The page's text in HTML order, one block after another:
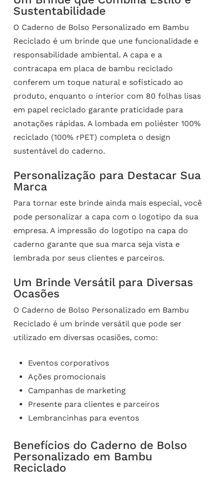
Sustentabilidade
O Caderno de Bolso Personalizado em Bambu
Reciclado é um brinde que une funcionalidade e
responsabilidade ambiental. A capa e a
contracapa em placa de bambu reciclado
conferem um toque natural e sofisticado ao
produto, enquanto o interior com 80 folhas lisas
em papel reciclado garante praticidade para
anotações rápidas. A lombada em poliéster 100%
reciclado (100% rPET) completa o design
sustentável do caderno.
Personalização para Destacar Sua
Marca
Para tornar este brinde ainda mais especial, você
pode personalizar a capa com o logotipo da sua
empresa. A impressão do logotipo na capa do
caderno garante que sua marca seja vista e
lembrada por seus clientes e parceiros.
Um Brinde Versátil para Diversas
Ocasões
O Caderno de Bolso Personalizado em Bambu
Reciclado é um brinde versátil que pode ser
utilizado em diversas ocasiões, como:
Eventos corporativos
Ações promocionais
Campanhas de marketing
Presente para clientes e parceiros
Lembrancinhas para eventos
Benefícios do Caderno de Bolso
Personalizado em Bambu
Reciclado